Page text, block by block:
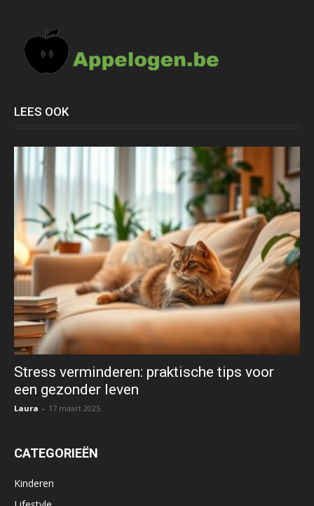
LEES OOK
Stress verminderen: praktische tips voor
een gezonder leven
Laura - 17 maart 2025
CATEGORIEËN
Kinderen